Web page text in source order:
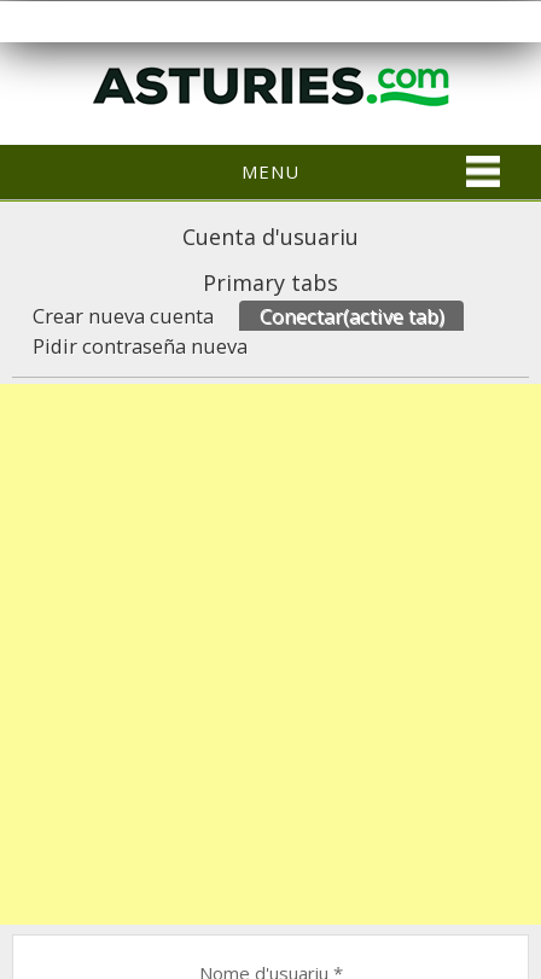
MENU
Cuenta d'usuariu
Primary tabs
Crear nueva cuenta Conectar(active tab)
Pidir contraseña nueva
Nome d'usuariu *